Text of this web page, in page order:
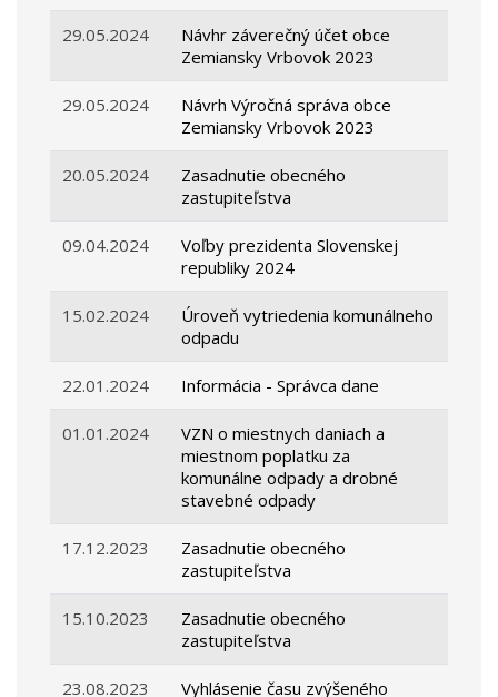
29.05.2024
Návhr záverečný účet obce
Zemiansky Vrbovok 2023
29.05.2024
Návrh Výročná správa obce
Zemiansky Vrbovok 2023
20.05.2024
Zasadnutie obecného
zastupiteľstva
09.04.2024
Voľby prezidenta Slovenskej
republiky 2024
15.02.2024
Úroveň vytriedenia komunálneho
odpadu
22.01.2024 Informácia - Správca dane
01.01.2024
VZN o miestnych daniach a
miestnom poplatku za
komunálne odpady a drobné
stavebné odpady
17.12.2023
Zasadnutie obecného
zastupiteľstva
15.10.2023
Zasadnutie obecného
zastupiteľstva
23.08.2023 Vyhlásenie času zvýšeného